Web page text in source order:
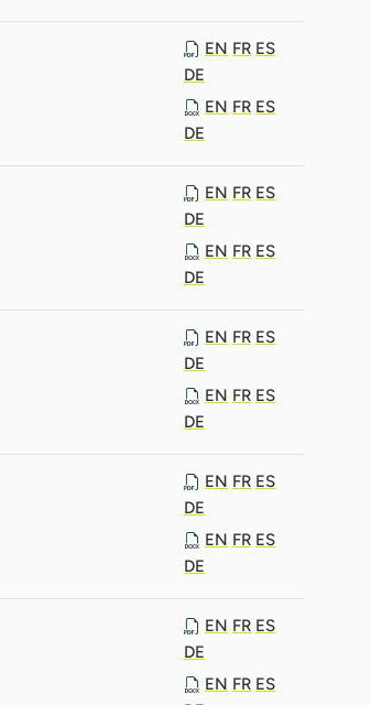
EN FR ES
DE
EN FR ES
DE
EN FR ES
DE
EN FR ES
DE
EN FR ES
DE
EN FR ES
DE
EN FR ES
DE
EN FR ES
DE
EN FR ES
DE
EN FR ES